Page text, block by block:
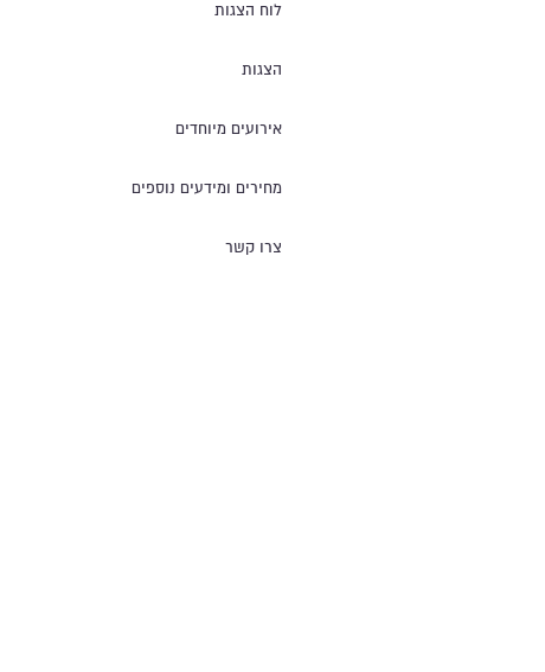
לוח הצגות
הצגות
אירועים מיוחדים
מחירים ומידעים נוספים
צרו קשר